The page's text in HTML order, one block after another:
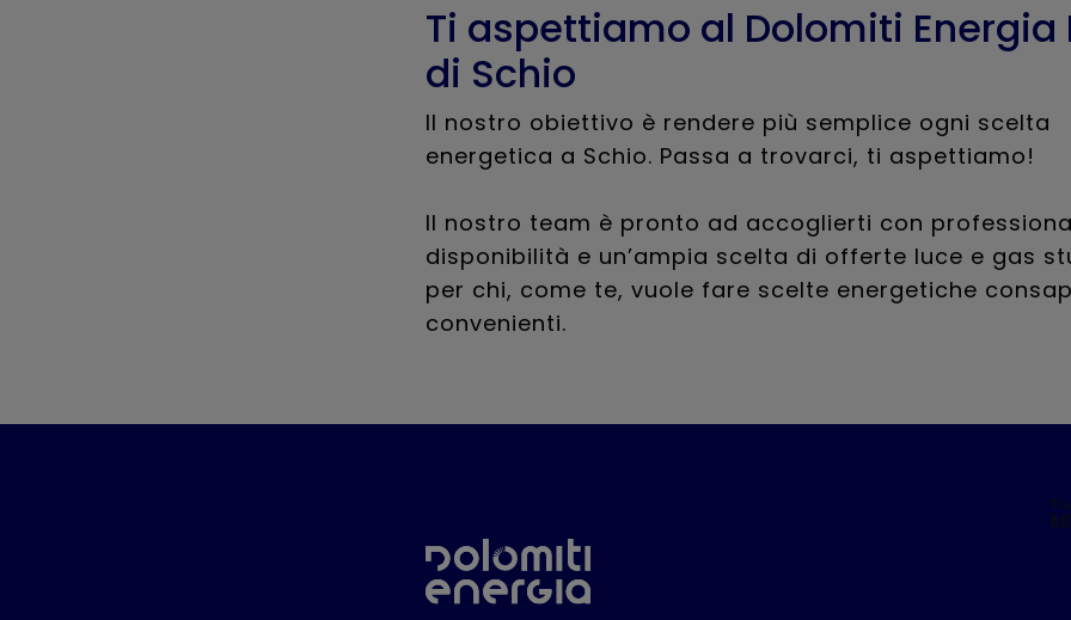
Ti aspettiamo al Dolomiti Energia
di Schio
Il nostro obiettivo è rendere più semplice ogni scelta
energetica a Schio. Passa a trovarci, ti aspettiamo!
Il nostro team è pronto ad accoglierti con
disponibilità e un’ampia scelta di offerte luce e gas
per chi, come te, vuole fare scelte energetiche
convenienti.